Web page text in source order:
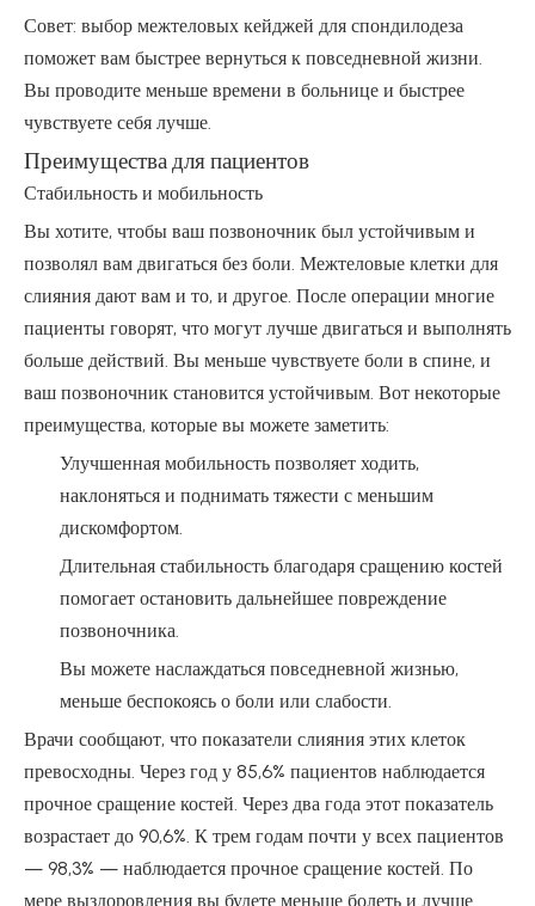
Совет: выбор межтеловых кейджей для спондилодеза
поможет вам быстрее вернуться к повседневной жизни.
Вы проводите меньше времени в больнице и быстрее
чувствуете себя лучше.
Преимущества для пациентов
Стабильность и мобильность
Вы хотите, чтобы ваш позвоночник был устойчивым и
позволял вам двигаться без боли. Межтеловые клетки для
слияния дают вам и то, и другое. После операции многие
пациенты говорят, что могут лучше двигаться и выполнять
больше действий. Вы меньше чувствуете боли в спине, и
ваш позвоночник становится устойчивым. Вот некоторые
преимущества, которые вы можете заметить:
Улучшенная мобильность позволяет ходить,
наклоняться и поднимать тяжести с меньшим
дискомфортом.
Длительная стабильность благодаря сращению костей
помогает остановить дальнейшее повреждение
позвоночника.
Вы можете наслаждаться повседневной жизнью,
меньше беспокоясь о боли или слабости.
Врачи сообщают, что показатели слияния этих клеток
превосходны. Через год у 85,6% пациентов наблюдается
прочное сращение костей. Через два года этот показатель
возрастает до 90,6%. К трем годам почти у всех пациентов
— 98,3% — наблюдается прочное сращение костей. По
мере выздоровления вы будете меньше болеть и лучше